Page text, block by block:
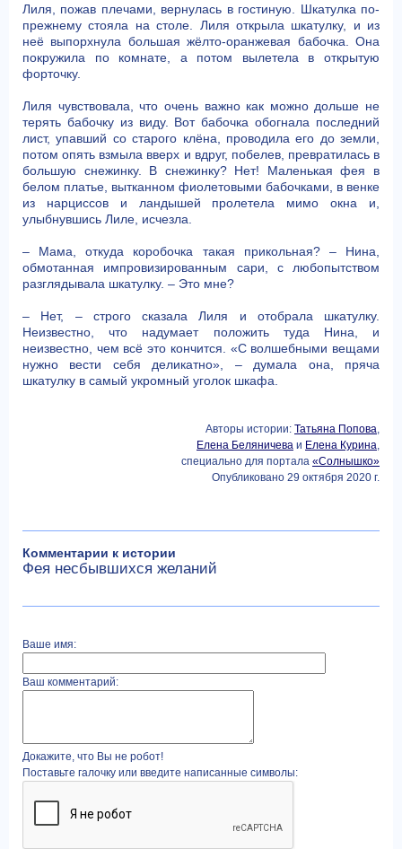
Лиля, пожав плечами, вернулась в гостиную. Шкатулка по-
прежнему стояла на столе. Лиля открыла шкатулку, и из
неё выпорхнула большая жёлто-оранжевая бабочка. Она
покружила по комнате, а потом вылетела в открытую
форточку.
Лиля чувствовала, что очень важно как можно дольше не
терять бабочку из виду. Вот бабочка обогнала последний
лист, упавший со старого клёна, проводила его до земли,
потом опять взмыла вверх и вдруг, побелев, превратилась в
большую снежинку. В снежинку? Нет! Маленькая фея в
белом платье, вытканном фиолетовыми бабочками, в венке
из нарциссов и ландышей пролетела мимо окна и,
улыбнувшись Лиле, исчезла.
– Мама, откуда коробочка такая прикольная? – Нина,
обмотанная импровизированным сари, с любопытством
разглядывала шкатулку. – Это мне?
– Нет, – строго сказала Лиля и отобрала шкатулку.
Неизвестно, что надумает положить туда Нина, и
неизвестно, чем всё это кончится. «С волшебными вещами
нужно вести себя деликатно», – думала она, пряча
шкатулку в самый укромный уголок шкафа.
Авторы истории: Татьяна Попова,
Елена Беляничева и Елена Курина,
специально для портала «Солнышко»
Опубликовано 29 октября 2020 г.
Комментарии к истории
Фея несбывшихся желаний
Ваше имя:
Ваш комментарий:
Докажите, что Вы не робот!
Поставьте галочку или введите написанные символы: